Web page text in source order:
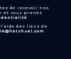
de recevoir nos
et vous prenez
des liens de